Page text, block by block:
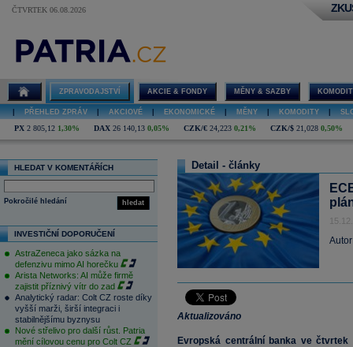
ČTVRTEK 06.08.2026
ZPRAVODAJSTVÍ AKCIE & FONDY MĚNY & SAZBY
PŘEHLED ZPRÁV AKCIOVÉ EKONOMICKÉ MĚNY KOMODITY
PX 2 805,12 1,30% DAX 26 140,13 0,05% CZK/€ 24,223 0,21% CZK/$ 21,028 0,50%
HLEDAT V KOMENTÁŘÍCH
hledat
Pokročilé hledání
INVESTIČNÍ DOPORUČENÍ
AstraZeneca jako sázka na
defenzivu mimo AI horečku
Arista Networks: AI může firmě
zajistit příznivý vítr do zad
Analytický radar: Colt CZ roste díky
vyšší marži, širší integraci i
stabilnějšímu byznysu
Nové střelivo pro další růst. Patria
mění cílovou cenu pro Colt CZ
Detail - články
Aktualizováno
Evropská centrální banka ve